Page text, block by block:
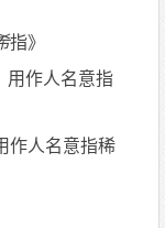
指》
用作人名意指
作人名意指稀